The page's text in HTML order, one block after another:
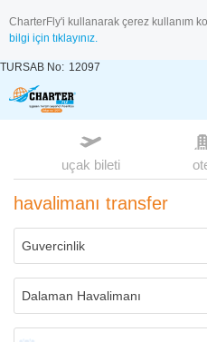
CharterFly'i kullanarak çerez kullanım
bilgi için tıklayınız.
TURSAB No: 12097
uçak bileti
havalimanı transfer